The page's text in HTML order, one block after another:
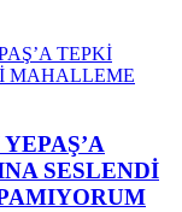
SESLENDİ